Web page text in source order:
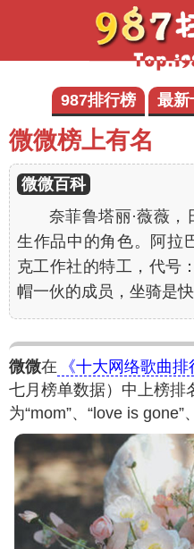
987排行榜 最新
微微榜上有名
微微百科
奈菲鲁塔丽·薇薇
生作品中的角色。阿拉
克工作社的特工，代号
帽一伙的成员，坐骑是快
微微在 《十大网络歌曲
七月榜单数据）中上榜排
为“mom”、“love is gone”